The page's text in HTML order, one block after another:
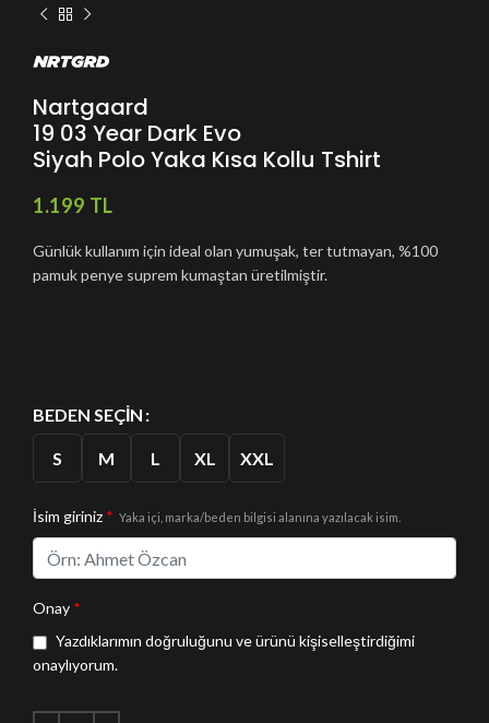
Nartgaard
19 03 Year Dark Evo
Siyah Polo Yaka Kısa Kollu Tshirt
TL
Günlük kullanım için ideal olan yumuşak, ter tutmayan, %100
pamuk penye suprem kumaştan üretilmiştir.
BEDEN SEÇIN
S M L XL XXL
İsim giriniz * Yaka içi, marka/beden bilgisi alanına yazılacak isim.
Onay *
Yazdıklarımın doğruluğunu ve ürünü kişiselleştirdiğimi
onaylıyorum.